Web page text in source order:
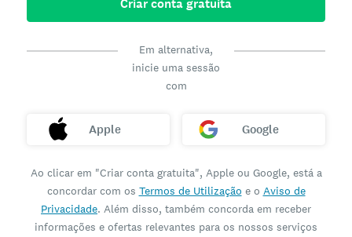
Em alternativa,
inicie uma sessão
com
Apple Google
Ao clicar em "Criar conta gratuita", Apple ou Google, está a
concordar com os Termos de Utilização e o Aviso de
Privacidade. Além disso, também concorda em receber
informações e ofertas relevantes para os nossos serviços